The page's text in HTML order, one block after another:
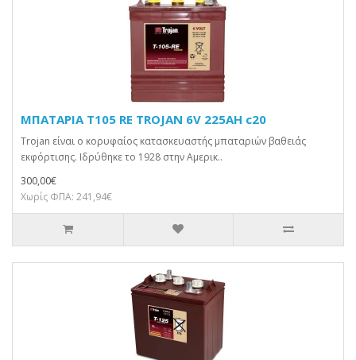
ΜΠΑΤΑΡΙΑ T105 RE TROJAN 6V 225AH c20
Trojan είναι ο κορυφαίος κατασκευαστής μπαταριών βαθειάς
εκφόρτισης. Ιδρύθηκε το 1928 στην Αμερικ..
300,00€
Χωρίς ΦΠΑ: 241,94€